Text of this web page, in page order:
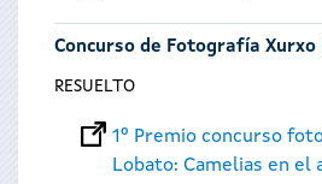
Concurso de Fotografía Xurxo
RESUELTO
1º Premio concurso
Lobato: Camelias en el